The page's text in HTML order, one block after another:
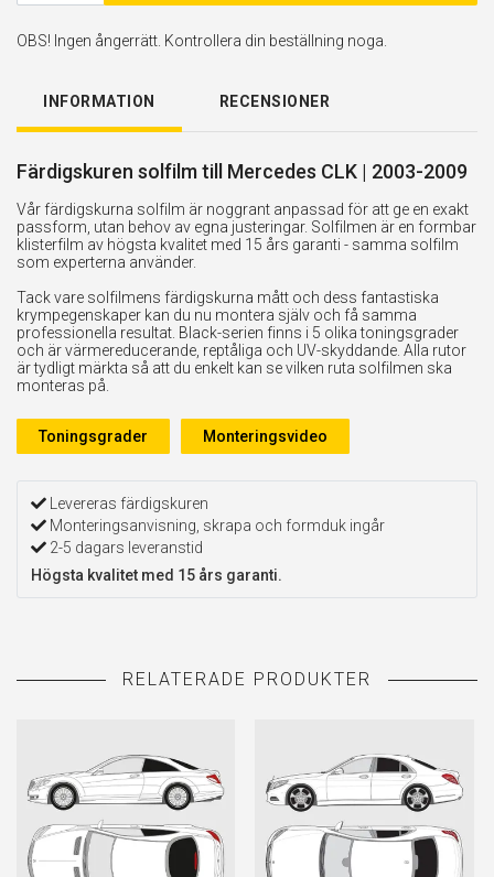
OBS! Ingen ångerrätt. Kontrollera din beställning noga.
INFORMATION RECENSIONER
Färdigskuren solfilm till Mercedes CLK | 2003-2009
Vår färdigskurna solfilm är noggrant anpassad för att ge en exakt
passform, utan behov av egna justeringar. Solfilmen är en formbar
klisterfilm av högsta kvalitet med 15 års garanti - samma solfilm
som experterna använder.
Tack vare solfilmens färdigskurna mått och dess fantastiska
krympegenskaper kan du nu montera själv och få samma
professionella resultat. Black-serien finns i 5 olika toningsgrader
och är värmereducerande, reptåliga och UV-skyddande. Alla rutor
är tydligt märkta så att du enkelt kan se vilken ruta solfilmen ska
monteras på.
Toningsgrader Monteringsvideo
Levereras färdigskuren
Monteringsanvisning, skrapa och formduk ingår
2-5 dagars leveranstid
Högsta kvalitet med 15 års garanti.